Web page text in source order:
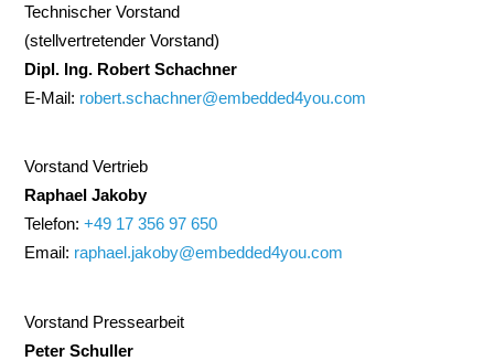
Technischer Vorstand
(stellvertretender Vorstand)
Dipl. Ing. Robert Schachner
E-Mail: robert.schachner@embedded4you.com
Vorstand Vertrieb
Raphael Jakoby
Telefon:+49 17 356 97 650
Email: raphael.jakoby@embedded4you.com
Vorstand Pressearbeit
Peter Schuller